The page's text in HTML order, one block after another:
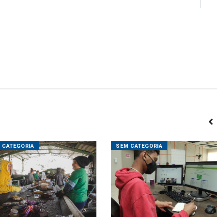
SEM CATEGORIA